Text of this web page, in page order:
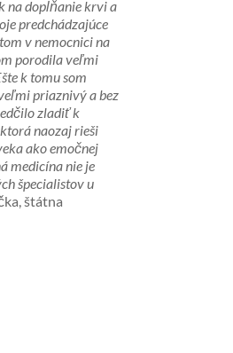
na dopĺňanie krvi a
predchádzajúce
v nemocnici na
porodila veľmi
k tomu som
priaznivý a bez
zladiť k
naozaj rieši
ako emočnej
medicína nie je
špecialistov u
štátna